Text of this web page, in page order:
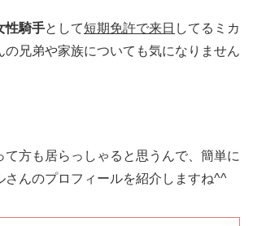
性騎手として短期免許で来日 してるミカ
の兄弟や家族についても気になりません
て方も居らっしゃると思うんで、簡単に
さんのプロフィールを紹介しますね^^